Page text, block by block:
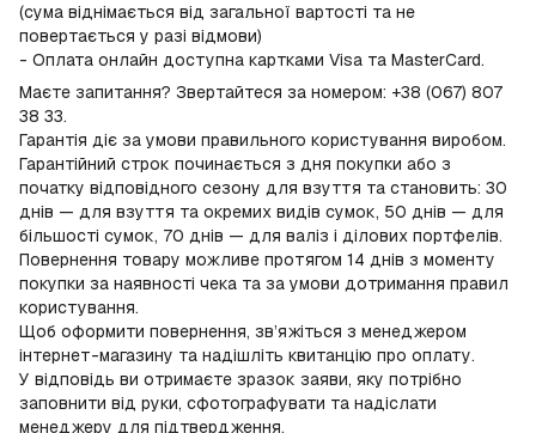
(сума віднімається від загальної вартості та не
повертається у разі відмови)
- Оплата онлайн доступна картками Visa та MasterCard.
Маєте запитання? Звертайтеся за номером: +38 (067) 807
38 33.
Гарантія діє за умови правильного користування виробом.
Гарантійний строк починається з дня покупки або з
початку відповідного сезону для взуття та становить: 30
днів — для взуття та окремих видів сумок, 50 днів — для
більшості сумок, 70 днів — для валіз і ділових портфелів.
Повернення товару можливе протягом 14 днів з моменту
покупки за наявності чека та за умови дотримання правил
користування.
Щоб оформити повернення, зв’яжіться з менеджером
інтернет-магазину та надішліть квитанцію про оплату.
У відповідь ви отримаєте зразок заяви, яку потрібно
заповнити від руки, сфотографувати та надіслати
менеджеру для підтвердження.